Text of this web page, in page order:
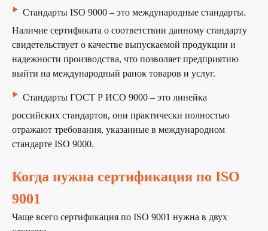
‣ Стандарты ISO 9000 – это международные стандарты.
Наличие сертификата о соответствии данному стандарту
свидетельствует о качестве выпускаемой продукции и
надежности производства, что позволяет предприятию
выйти на международный ранок товаров и услуг.
‣ Стандарты ГОСТ Р ИСО 9000 – это линейка
российских стандартов, они практически полностью
отражают требования, указанные в международном
стандарте ISO 9000.
Когда нужна сертификация по ISO
9001
Чаще всего сертификация по ISO 9001 нужна в двух